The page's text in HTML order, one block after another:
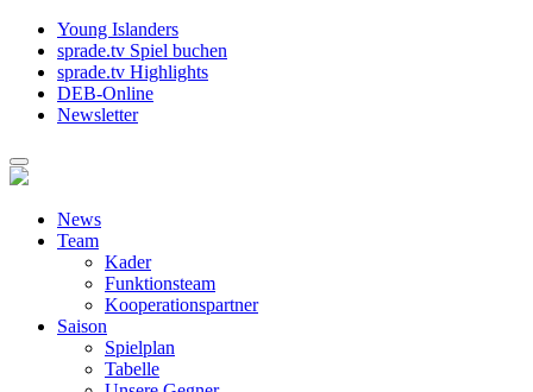
Young Islanders
sprade.tv Spiel buchen
sprade.tv Highlights
DEB-Online
Newsletter
News
Team
Kader
Funktionsteam
Kooperationspartner
Saison
Spielplan
Tabelle